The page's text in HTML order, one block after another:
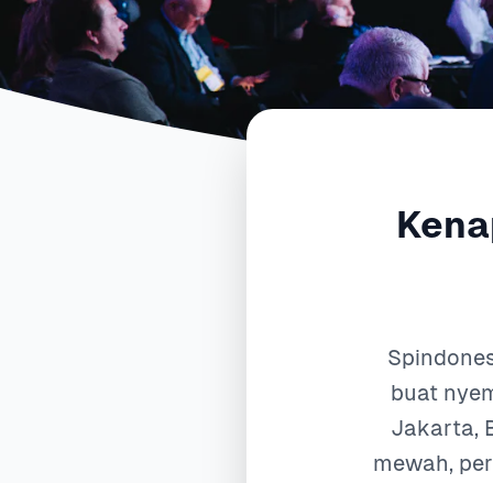
buat
Jakarta,
mewah,